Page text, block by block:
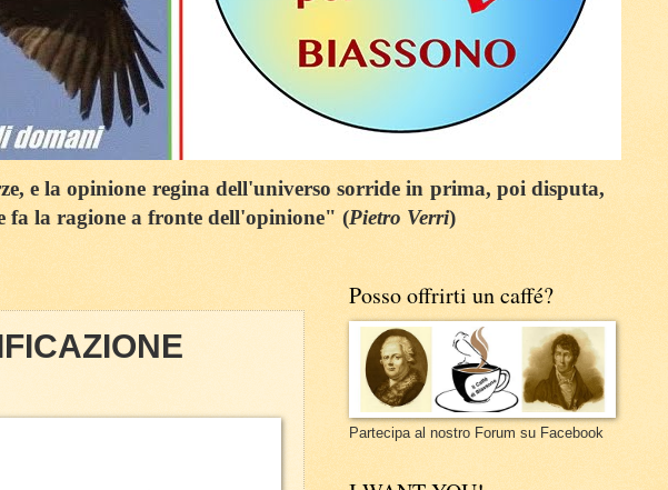
e la opinione regina dell'universo sorride in prima, poi disputa,
fa la ragione a fronte dell'opinione" (Pietro Verri)
Posso offrirti un caffé?
Partecipa al nostro Forum su Facebook